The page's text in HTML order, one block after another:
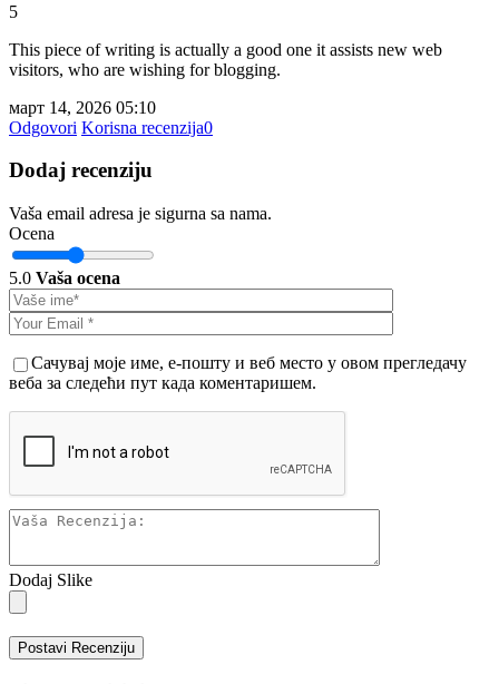
5
This piece of writing is actually a good one it assists new web
visitors, who are wishing for blogging.
март 14, 2026 05:10
Odgovori Korisna recenzija0
Dodaj recenziju
Vaša email adresa je sigurna sa nama.
Ocena
5.0 Vaša ocena
Сачувај моје име, е-пошту и веб место у овом прегледачу
веба за следећи пут када коментаришем.
Dodaj Slike
Postavi Recenziju